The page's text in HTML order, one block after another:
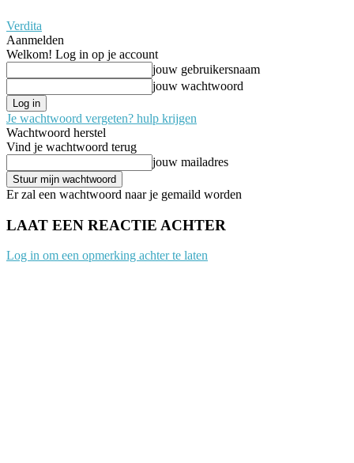
Verdita
Aanmelden
Welkom! Log in op je account
jouw gebruikersnaam
jouw wachtwoord
Je wachtwoord vergeten? hulp krijgen
Wachtwoord herstel
Vind je wachtwoord terug
jouw mailadres
Er zal een wachtwoord naar je gemaild worden
LAAT EEN REACTIE ACHTER
Log in om een opmerking achter te laten